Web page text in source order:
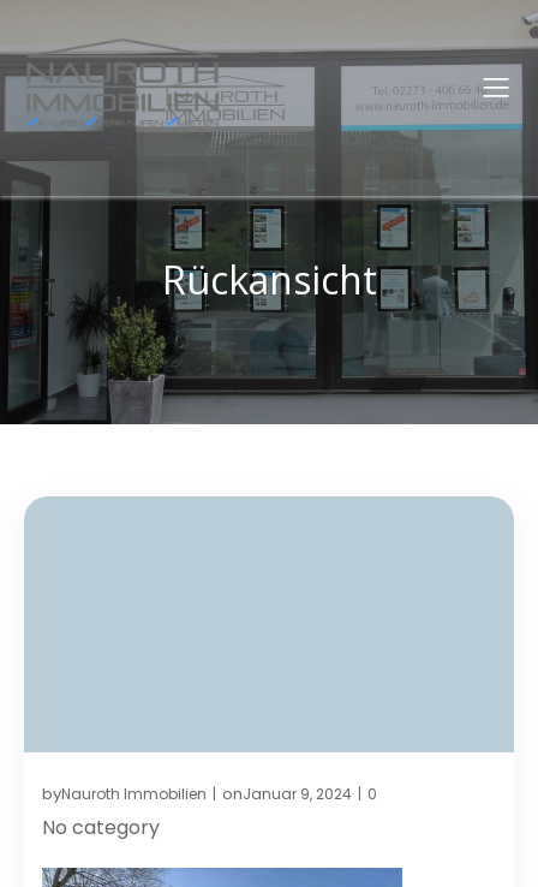
Rückansicht
byNauroth Immobilien | onJanuar 9, 2024 | 0
No category